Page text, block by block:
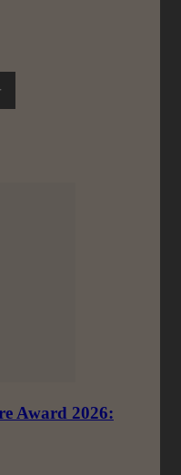
Award 2026: